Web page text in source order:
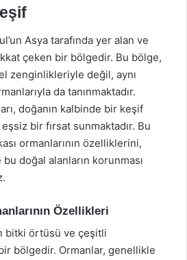
Asya tarafında yer alan ve
çeken bir bölgedir. Bu bölge,
zenginlikleriyle değil, aynı
da tanınmaktadır.
doğanın kalbinde bir keşif
bir fırsat sunmaktadır. Bu
ormanlarının özelliklerini,
doğal alanların korunması
Özellikleri
bitki örtüsü ve çeşitli
bölgedir. Ormanlar, genellikle